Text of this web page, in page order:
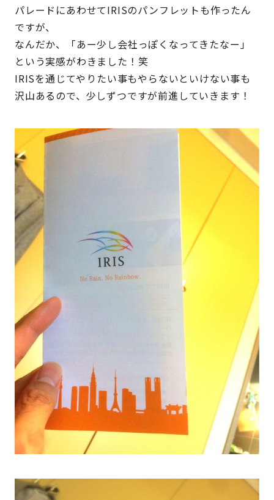
パレードにあわせてIRISのパンフレットも作ったん
ですが、
なんだか、「あー少し会社っぽくなってきたなー」
という実感がわきました！笑
IRISを通じてやりたい事もやらないといけない事も
沢山あるので、少しずつですが前進していきます！